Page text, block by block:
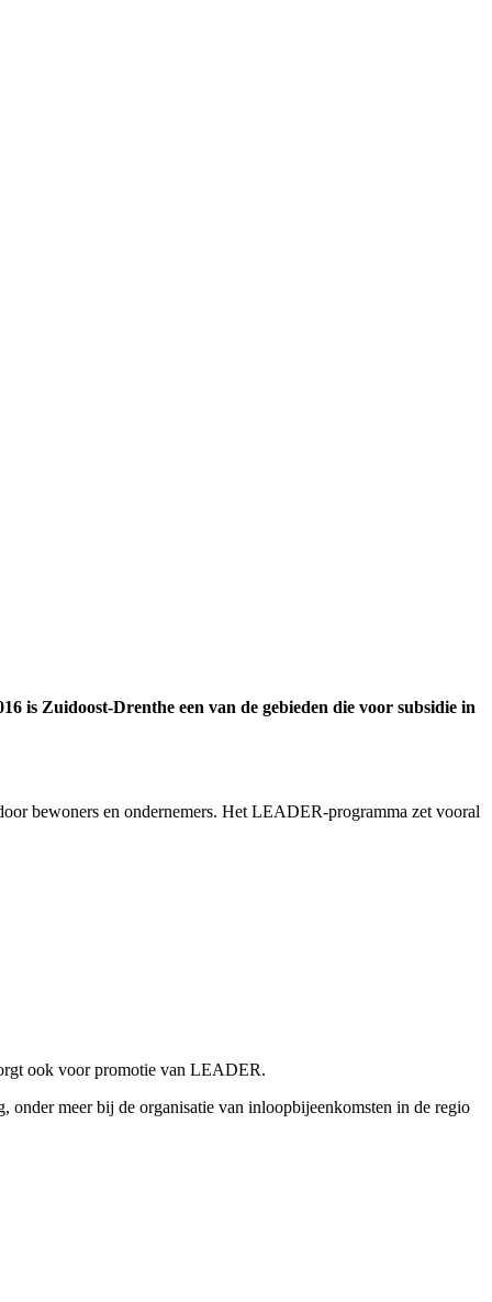
is Zuidoost-Drenthe een van de gebieden die voor subsidie in
bewoners en ondernemers. Het LEADER-programma zet vooral
ook voor promotie van LEADER.
meer bij de organisatie van inloopbijeenkomsten in de regio